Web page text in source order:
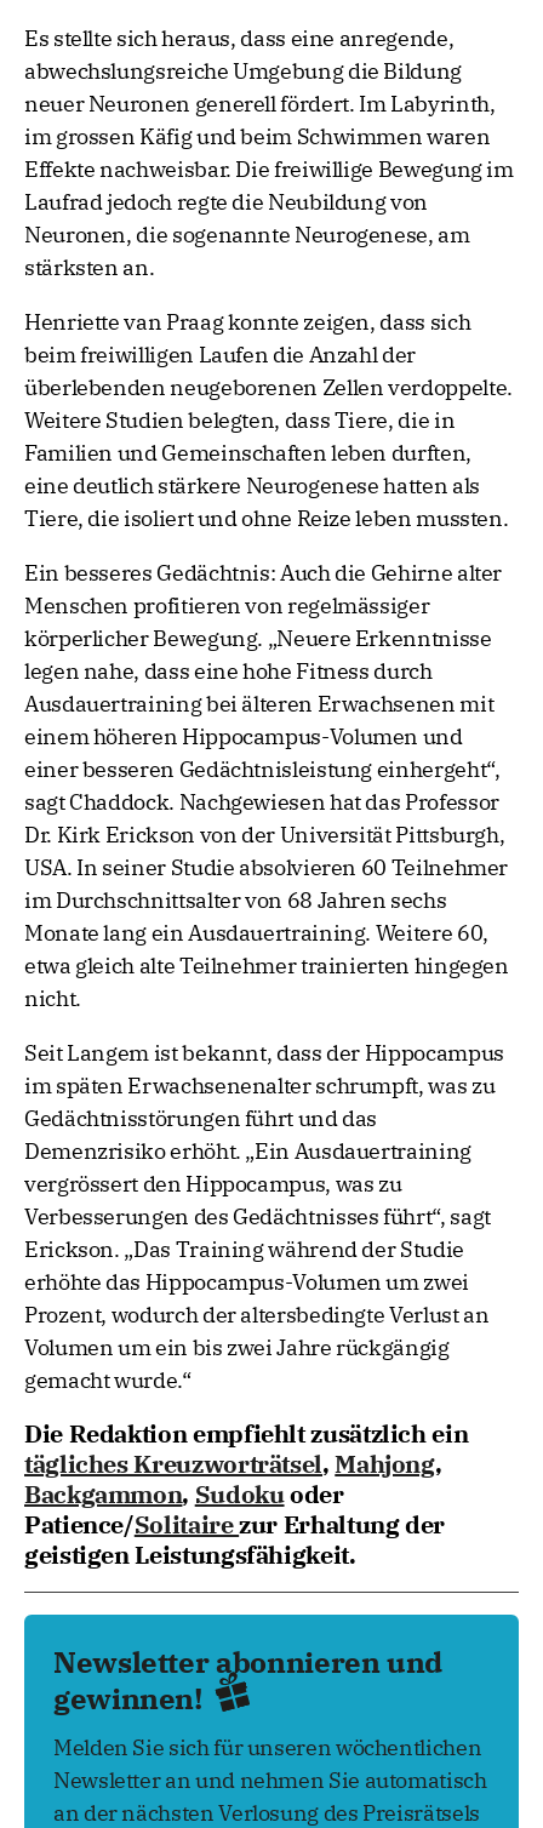
Es stellte sich heraus, dass eine anregende,
abwechslungsreiche Umgebung die Bildung
neuer Neuronen generell fördert. Im Labyrinth,
im grossen Käfig und beim Schwimmen waren
Effekte nachweisbar. Die freiwillige Bewegung im
Laufrad jedoch regte die Neubildung von
Neuronen, die sogenannte Neurogenese, am
stärksten an.
Henriette van Praag konnte zeigen, dass sich
beim freiwilligen Laufen die Anzahl der
überlebenden neugeborenen Zellen verdoppelte.
Weitere Studien belegten, dass Tiere, die in
Familien und Gemeinschaften leben durften,
eine deutlich stärkere Neurogenese hatten als
Tiere, die isoliert und ohne Reize leben mussten.
Ein besseres Gedächtnis: Auch die Gehirne alter
Menschen profitieren von regelmässiger
körperlicher Bewegung. „Neuere Erkenntnisse
legen nahe, dass eine hohe Fitness durch
Ausdauertraining bei älteren Erwachsenen mit
einem höheren Hippocampus-Volumen und
einer besseren Gedächtnisleistung einhergeht“,
sagt Chaddock. Nachgewiesen hat das Professor
Dr. Kirk Erickson von der Universität Pittsburgh,
USA. In seiner Studie absolvieren 60 Teilnehmer
im Durchschnittsalter von 68 Jahren sechs
Monate lang ein Ausdauertraining. Weitere 60,
etwa gleich alte Teilnehmer trainierten hingegen
nicht.
Seit Langem ist bekannt, dass der Hippocampus
im späten Erwachsenenalter schrumpft, was zu
Gedächtnisstörungen führt und das
Demenzrisiko erhöht. „Ein Ausdauertraining
vergrössert den Hippocampus, was zu
Verbesserungen des Gedächtnisses führt“, sagt
Erickson. „Das Training während der Studie
erhöhte das Hippocampus-Volumen um zwei
Prozent, wodurch der altersbedingte Verlust an
Volumen um ein bis zwei Jahre rückgängig
gemacht wurde.“
Die Redaktion empfiehlt zusätzlich ein
tägliches Kreuzworträtsel,Mahjong,
Backgammon, Sudokuoder
Patience/Solitairezur Erhaltung der
geistigen Leistungsfähigkeit.
Newsletter abonnieren und
gewinnen!
Melden Sie sich für unseren wöchentlichen
Newsletter an und nehmen Sie automatisch
an der nächsten Verlosung des Preisrätsels